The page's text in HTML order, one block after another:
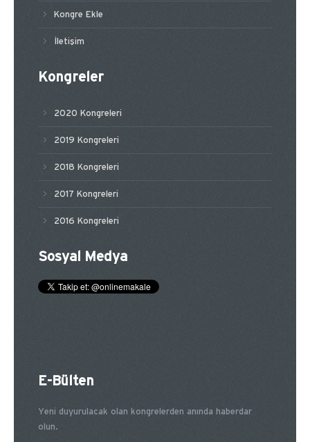
Kongre Ekle
İletişim
Kongreler
2020 Kongreleri
2019 Kongreleri
2018 Kongreleri
2017 Kongreleri
2016 Kongreleri
Sosyal Medya
E-Bülten
Yeni duyurulacak olan kongrelerden anında haberdar
olun.